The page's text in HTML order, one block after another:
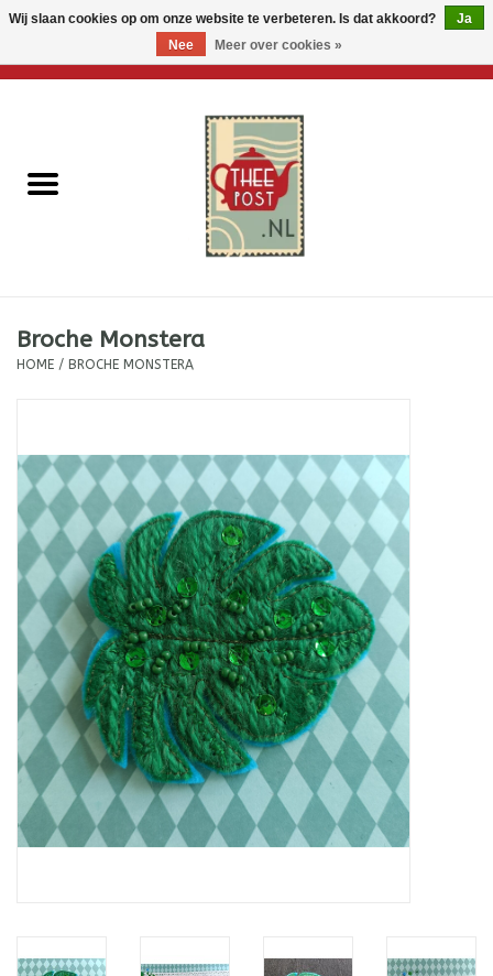
Losse thee
Thee cadeautjes
Wenskaarten
ICE tea
Shop-in-Shop
Tisanes (Rooibos, Kruiden &
Specerijen)
Broche Monstera
HOME / BROCHE MONSTERA
Wij slaan cookies op om onze website te verbeteren. Is dat akkoord?
Ja
Nee
Meer over cookies »